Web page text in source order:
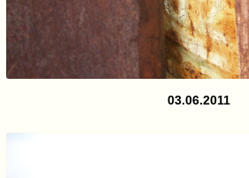
03.06.2011